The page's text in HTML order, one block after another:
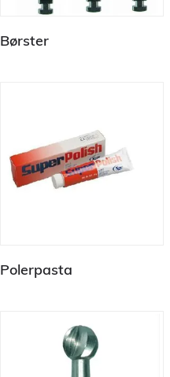
Børster
Polerpasta